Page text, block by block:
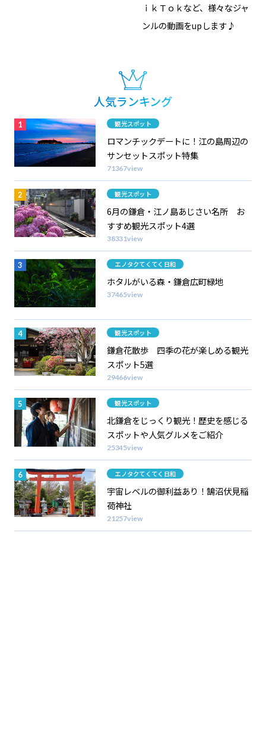
ｉｋＴｏｋなど、様々なジャ
ンルの動画をupします♪
人気ランキング
ロマンチックデートに！江の島周辺の
サンセットスポット特集
71367view
カテゴリー
観光スポット
6月の鎌倉・江ノ島あじさい名所 お
すすめ観光スポット4選
38331view
カテゴリー
観光スポット
ホタルがいる森・鎌倉広町緑地
37465view
カテゴリー
エノタクてくてく日和
鎌倉花散歩 四季の花が楽しめる観光
スポット5選
29466view
カテゴリー
観光スポット
北鎌倉をじっくり観光！歴史を感じる
スポットや人気グルメをご紹介
25345view
カテゴリー
観光スポット
宇宙レベルの御利益あり！鵠沼伏見稲
荷神社
21257view
カテゴリー
エノタクてくてく日和